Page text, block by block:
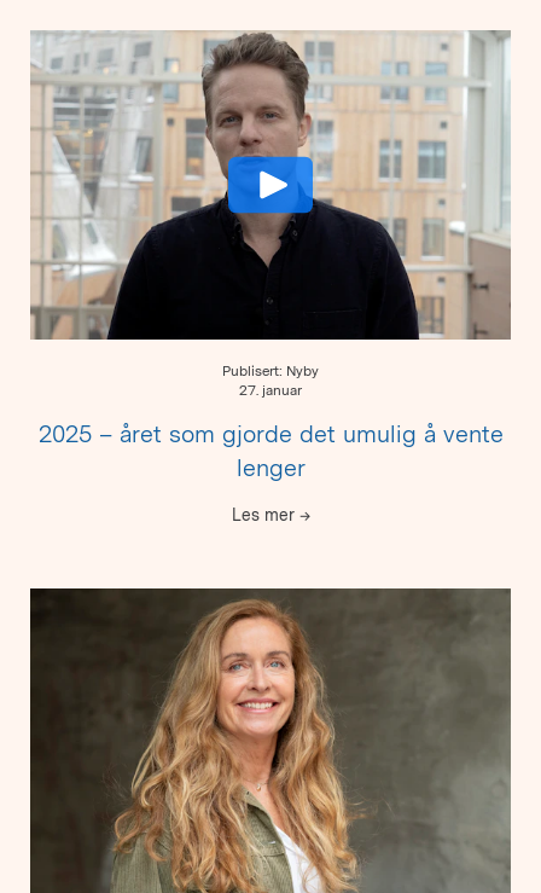
Publisert: Nyby
27. januar
2025 – året som gjorde det umulig å vente
lenger
Les mer →